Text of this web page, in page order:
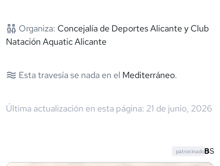
Organiza: Concejalía de Deportes Alicante y Club
Natación Aquatic Alicante
Esta travesía se nada en el Mediterráneo.
Última actualización en esta página: 21 de junio, 2026
patrocinado